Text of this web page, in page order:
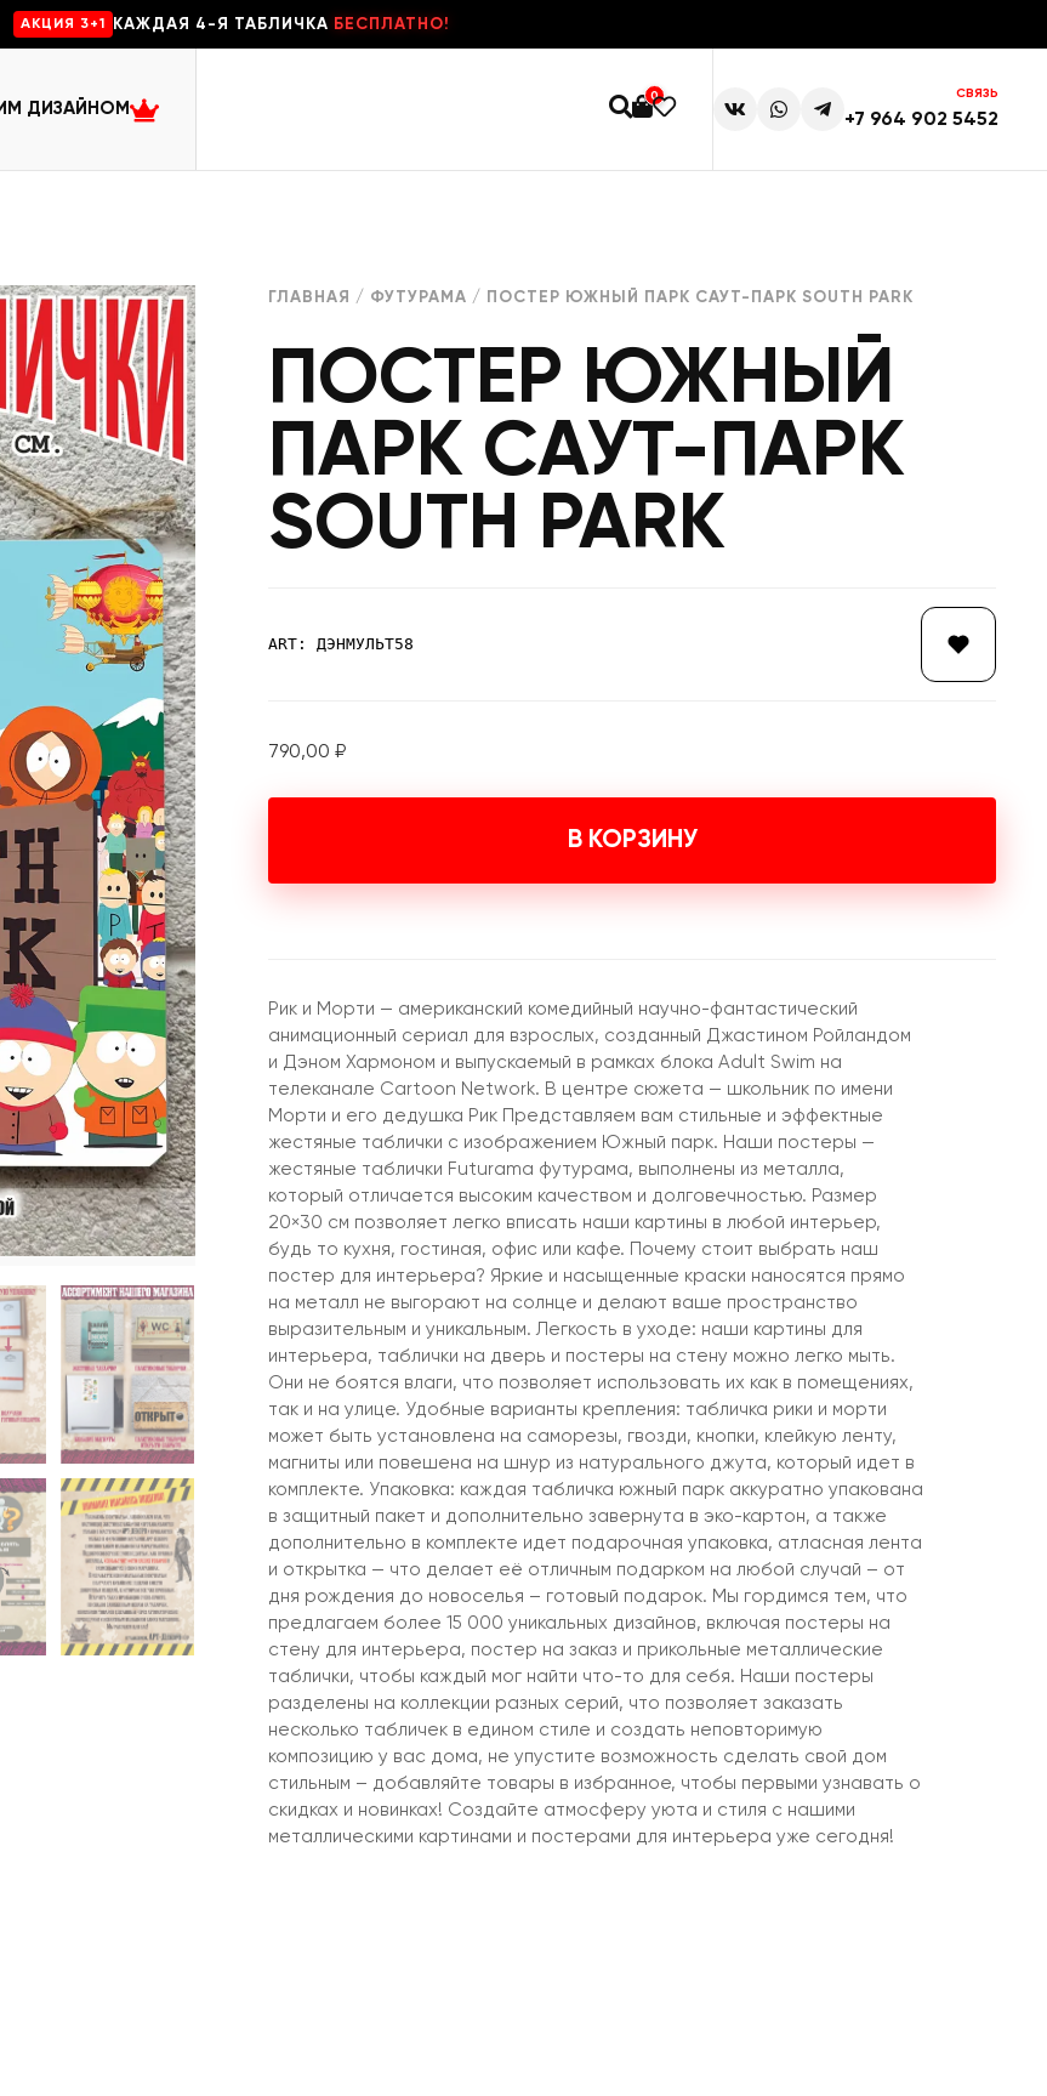
AKЦИЯ 3+1 КАЖДАЯ 4-Я ТАБЛИЧКА БЕСПЛАТНО!
ДИЗАЙНОМ
0 СВЯЗЬ
+7 964 902 5452
ГЛАВНАЯ / ФУТУРАМА / ПОСТЕР ЮЖНЫЙ ПАРК САУТ-ПАРК SOUTH PARK
ПОСТЕР ЮЖНЫЙ
ПАРК САУТ-ПАРК
SOUTH PARK
ART: ДЭНМУЛЬТ58
790,00 ₽
В КОРЗИНУ
Рик и Морти — американский комедийный научно-фантастический
анимационный сериал для взрослых, созданный Джастином Ройландом
и Дэном Хармоном и выпускаемый в рамках блока Adult Swim на
телеканале Cartoon Network. В центре сюжета — школьник по имени
Морти и его дедушка Рик Представляем вам стильные и эффектные
жестяные таблички с изображением Южный парк. Наши постеры —
жестяные таблички Futurama футурама, выполнены из металла,
который отличается высоким качеством и долговечностью. Размер
20×30 см позволяет легко вписать наши картины в любой интерьер,
будь то кухня, гостиная, офис или кафе. Почему стоит выбрать наш
постер для интерьера? Яркие и насыщенные краски наносятся прямо
на металл не выгорают на солнце и делают ваше пространство
выразительным и уникальным. Легкость в уходе: наши картины для
интерьера, таблички на дверь и постеры на стену можно легко мыть.
Они не боятся влаги, что позволяет использовать их как в помещениях,
так и на улице. Удобные варианты крепления: табличка рики и морти
может быть установлена на саморезы, гвозди, кнопки, клейкую ленту,
магниты или повешена на шнур из натурального джута, который идет в
комплекте. Упаковка: каждая табличка южный парк аккуратно упакована
в защитный пакет и дополнительно завернута в эко-картон, а также
дополнительно в комплекте идет подарочная упаковка, атласная лента
и открытка — что делает её отличным подарком на любой случай – от
дня рождения до новоселья – готовый подарок. Мы гордимся тем, что
предлагаем более 15 000 уникальных дизайнов, включая постеры на
стену для интерьера, постер на заказ и прикольные металлические
таблички, чтобы каждый мог найти что-то для себя. Наши постеры
разделены на коллекции разных серий, что позволяет заказать
несколько табличек в едином стиле и создать неповторимую
композицию у вас дома, не упустите возможность сделать свой дом
стильным – добавляйте товары в избранное, чтобы первыми узнавать о
скидках и новинках! Создайте атмосферу уюта и стиля с нашими
металлическими картинами и постерами для интерьера уже сегодня!